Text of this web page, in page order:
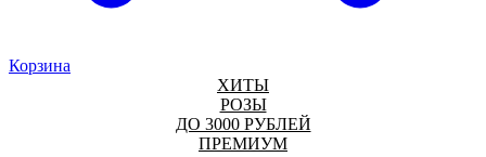
Корзина
ХИТЫ
РОЗЫ
ДО 3000 РУБЛЕЙ
ПРЕМИУМ